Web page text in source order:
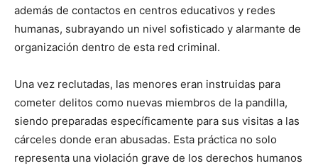
además de contactos en centros educativos y redes
humanas, subrayando un nivel sofisticado y alarmante de
organización dentro de esta red criminal.
Una vez reclutadas, las menores eran instruidas para
cometer delitos como nuevas miembros de la pandilla,
siendo preparadas específicamente para sus visitas a las
cárceles donde eran abusadas. Esta práctica no solo
representa una violación grave de los derechos humanos